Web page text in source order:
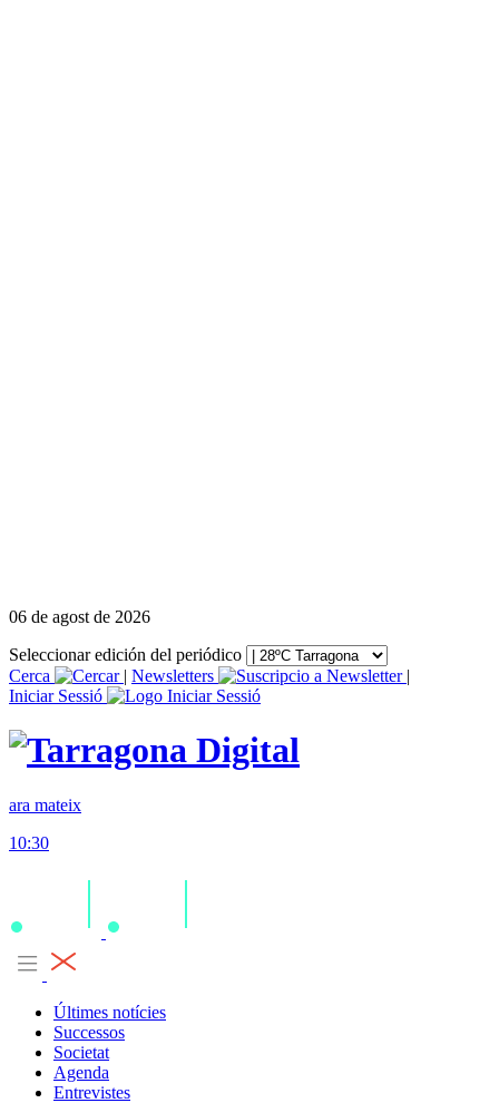
06 de agost de 2026
Seleccionar edición del periódico
Cerca
| Newsletters
|
Iniciar Sessió
ara mateix
10:30
Últimes notícies
Successos
Societat
Agenda
Entrevistes